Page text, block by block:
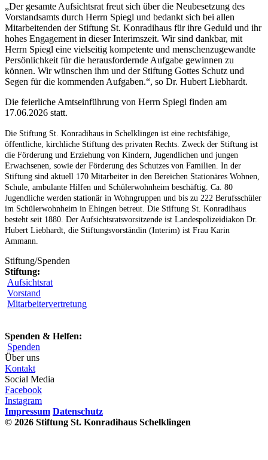
„Der gesamte Aufsichtsrat freut sich über die Neubesetzung des
Vorstandsamts durch Herrn Spiegl und bedankt sich bei allen
Mitarbeitenden der Stiftung St. Konradihaus für ihre Geduld und ihr
hohes Engagement in dieser Interimszeit. Wir sind dankbar, mit
Herrn Spiegl eine vielseitig kompetente und menschenzugewandte
Persönlichkeit für die herausfordernde Aufgabe gewinnen zu
können. Wir wünschen ihm und der Stiftung Gottes Schutz und
Segen für die kommenden Aufgaben.“, so Dr. Hubert Liebhardt.
Die feierliche Amtseinführung von Herrn Spiegl finden am
17.06.2026 statt.
Die Stiftung St. Konradihaus in Schelklingen ist eine rechtsfähige,
öffentliche, kirchliche Stiftung des privaten Rechts. Zweck der Stiftung ist
die Förderung und Erziehung von Kindern, Jugendlichen und jungen
Erwachsenen, sowie der Förderung des Schutzes von Familien. In der
Stiftung sind aktuell 170 Mitarbeiter in den Bereichen Stationäres Wohnen,
Schule, ambulante Hilfen und Schülerwohnheim beschäftig. Ca. 80
Jugendliche werden stationär in Wohngruppen und bis zu 222 Berufsschüler
im Schülerwohnheim in Ehingen betreut. Die Stiftung St. Konradihaus
besteht seit 1880. Der Aufsichtsratsvorsitzende ist Landespolizeidiakon Dr.
Hubert Liebhardt, die Stiftungsvorständin (Interim) ist Frau Karin
Ammann.
Stiftung/Spenden
Stiftung:
Aufsichtsrat
Vorstand
Mitarbeitervertretung
Spenden & Helfen:
Spenden
Über uns
Kontakt
Social Media
Facebook
Instagram
Impressum Datenschutz
© 2026 Stiftung St. Konradihaus Schelklingen